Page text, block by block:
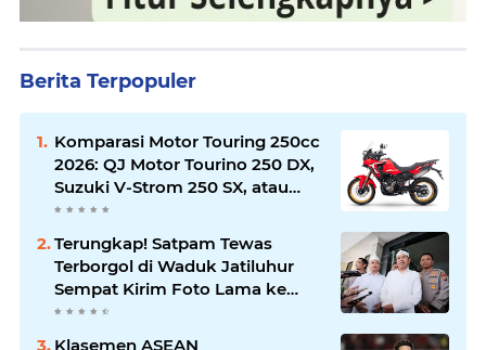
Berita Terpopuler
Komparasi Motor Touring 250cc
2026: QJ Motor Tourino 250 DX,
Suzuki V-Strom 250 SX, atau
Kawasaki Versys-X 250?
Terungkap! Satpam Tewas
Terborgol di Waduk Jatiluhur
Sempat Kirim Foto Lama ke
Istri, Dedi Mulyadi Soroti
Kejanggalan
Klasemen ASEAN